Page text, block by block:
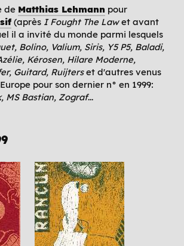
de Matthias Lehmann pour
(après I Fought The Lawet avant
il a invité du monde parmi lesquels
Bolino, Valium, Siris, Y5 P5, Baladi,
Kérosen, Hilare Moderne,
Guitard, Ruijterset d'autres venus
pour son dernier n° en 1999:
MS Bastian, Zograf...